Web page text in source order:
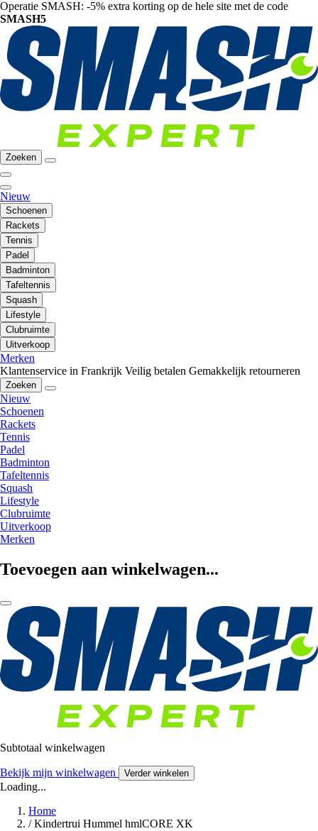
Operatie SMASH: -5% extra korting op de hele site met de code
SMASH5
Zoeken
Nieuw
Schoenen
Rackets
Tennis
Padel
Badminton
Tafeltennis
Squash
Lifestyle
Clubruimte
Uitverkoop
Merken
Klantenservice in Frankrijk Veilig betalen Gemakkelijk retourneren
Zoeken
Nieuw
Schoenen
Rackets
Tennis
Padel
Badminton
Tafeltennis
Squash
Lifestyle
Clubruimte
Uitverkoop
Merken
Toevoegen aan winkelwagen...
Subtotaal winkelwagen
Bekijk mijn winkelwagen Verder winkelen
Loading...
Home
/ Kindertrui Hummel hmlCORE XK